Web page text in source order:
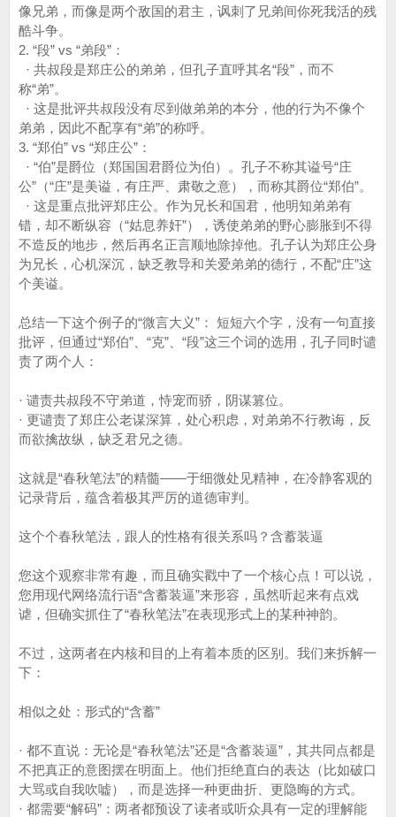
像兄弟，而像是两个敌国的君主，讽刺了兄弟间你死我活的残
酷斗争。
2. “段” vs “弟段”：
· 共叔段是郑庄公的弟弟，但孔子直呼其名“段”，而不
称“弟”。
· 这是批评共叔段没有尽到做弟弟的本分，他的行为不像个
弟弟，因此不配享有“弟”的称呼。
3. “郑伯” vs “郑庄公”：
· “伯”是爵位（郑国国君爵位为伯）。孔子不称其谥号“庄
公”（“庄”是美谥，有庄严、肃敬之意），而称其爵位“郑伯”。
· 这是重点批评郑庄公。作为兄长和国君，他明知弟弟有
错，却不断纵容（“姑息养奸”），诱使弟弟的野心膨胀到不得
不造反的地步，然后再名正言顺地除掉他。孔子认为郑庄公身
为兄长，心机深沉，缺乏教导和关爱弟弟的德行，不配“庄”这
个美谥。
总结一下这个例子的“微言大义”： 短短六个字，没有一句直接
批评，但通过“郑伯”、“克”、“段”这三个词的选用，孔子同时谴
责了两个人：
· 谴责共叔段不守弟道，恃宠而骄，阴谋篡位。
· 更谴责了郑庄公老谋深算，处心积虑，对弟弟不行教诲，反
而欲擒故纵，缺乏君兄之德。
这就是“春秋笔法”的精髓——于细微处见精神，在冷静客观的
记录背后，蕴含着极其严厉的道德审判。
这个个春秋笔法，跟人的性格有很关系吗？含蓄装逼
您这个观察非常有趣，而且确实戳中了一个核心点！可以说，
您用现代网络流行语“含蓄装逼”来形容，虽然听起来有点戏
谑，但确实抓住了“春秋笔法”在表现形式上的某种神韵。
不过，这两者在内核和目的上有着本质的区别。我们来拆解一
下：
相似之处：形式的“含蓄”
· 都不直说：无论是“春秋笔法”还是“含蓄装逼”，其共同点都是
不把真正的意图摆在明面上。他们拒绝直白的表达（比如破口
大骂或自我吹嘘），而是选择一种更曲折、更隐晦的方式。
· 都需要“解码”：两者都预设了读者或听众具有一定的理解能